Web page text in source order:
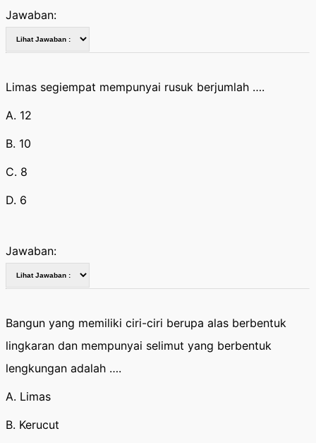
Jawaban:
Limas segiempat mempunyai rusuk berjumlah ….
A. 12
B. 10
C. 8
D. 6
Jawaban:
Bangun yang memiliki ciri-ciri berupa alas berbentuk
lingkaran dan mempunyai selimut yang berbentuk
lengkungan adalah ….
A. Limas
B. Kerucut